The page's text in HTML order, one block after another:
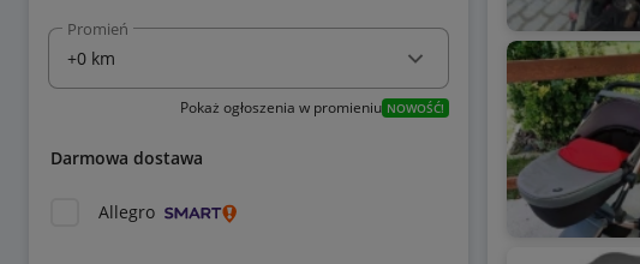
Promień
Pokaż ogłoszenia w promieniu NOWOŚĆ!
Darmowa dostawa
Allegro